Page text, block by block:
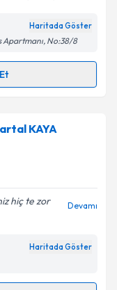
ilişkinAydınlatma
belirtilen
Haritada Göster
Apartmanı, No:38/8
için randevu
randevu
e-posta ile
belirtilen
KAYA
hiç te zor
Devamı
Haritada Göster